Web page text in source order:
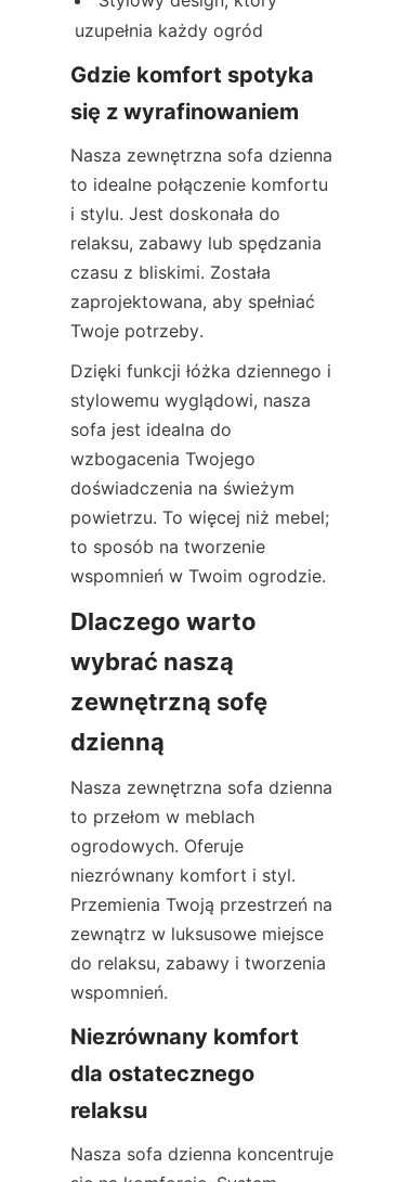
uzupełnia każdy ogród
Gdzie komfort spotyka
się z wyrafinowaniem
Nasza zewnętrzna sofa dzienna
to idealne połączenie komfortu
i stylu. Jest doskonała do
relaksu, zabawy lub spędzania
czasu z bliskimi. Została
zaprojektowana, aby spełniać
Twoje potrzeby.
Dzięki funkcji łóżka dziennego i
stylowemu wyglądowi, nasza
sofa jest idealna do
wzbogacenia Twojego
doświadczenia na świeżym
powietrzu. To więcej niż mebel;
to sposób na tworzenie
wspomnień w Twoim ogrodzie.
Dlaczego warto
wybrać naszą
zewnętrzną sofę
dzienną
Nasza zewnętrzna sofa dzienna
to przełom w meblach
ogrodowych. Oferuje
niezrównany komfort i styl.
Przemienia Twoją przestrzeń na
zewnątrz w luksusowe miejsce
do relaksu, zabawy i tworzenia
wspomnień.
Niezrównany komfort
dla ostatecznego
relaksu
Nasza sofa dzienna koncentruje